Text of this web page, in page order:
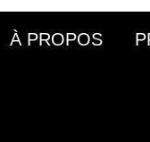
À PROPOS